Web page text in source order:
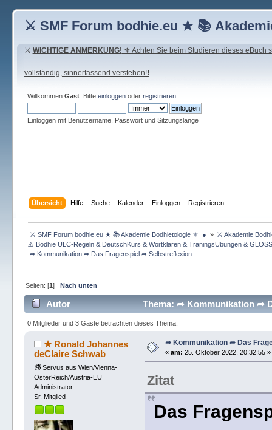
⚔ SMF Forum bodhie.eu ★ 📚
⚔ WICHTIGE ANMERKUNG! ⚜ Achten Sie beim Studieren dieses eBuch
vollständig, sinnerfassend verstehen!❗
Willkommen Gast. Bitte einloggenoder registrieren.
Einloggen mit Benutzername, Passwort und Sitzungslänge
Übersicht Hilfe Suche Kalender Einloggen Registrieren
⚔ SMF Forum bodhie.eu ★ 📚 Akademie Bodhietologie ⚜  ● » ⚔ Akademie
⚠️ Bodhie ULC-Regeln & DeutschKurs & Wortklären & TraningsÜbungen &
➦ Kommunikation ➦ Das Fragenspiel ➦ Selbstreflexion
Seiten: [1] Nach unten
Autor Thema: ➦ Kommunikation ➦
0 Mitglieder und 3 Gäste betrachten dieses Thema.
★ Ronald Johannes
deClaire Schwab
🚭 Servus aus Wien/Vienna-
ÖsterReich/Austria-EU
Administrator
Sr. Mitglied
➦ Kommunikation ➦ Das
« am: 25. Oktober 2022, 20:32:55 »
Zitat
Das